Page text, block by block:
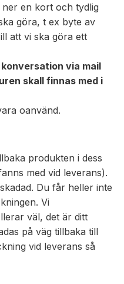
en kort och tydlig
göra, t ex byte av
att vi ska göra ett
via mail
skall finnas med i
oanvänd.
produkten i dess
med vid leverans).
Du får heller inte
Vi
väl, det är ditt
på väg tillbaka till
vid leverans så